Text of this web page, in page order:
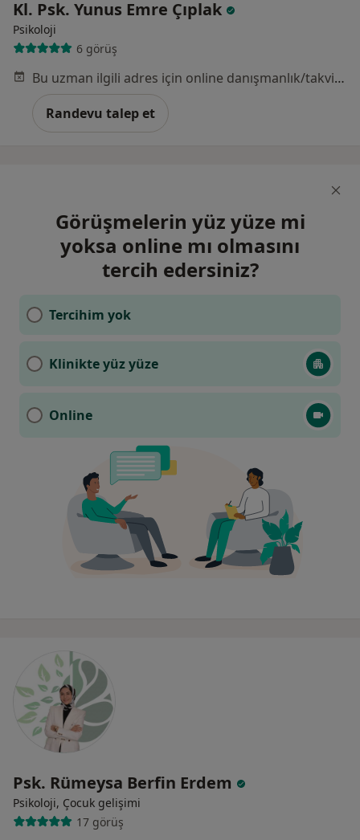
Kl. Psk. Yunus Emre Çıplak
Psikoloji
6 görüş
Bu uzman ilgili adres için online danışmanlık/takvim sunmuyor.
Randevu talep et
Görüşmelerin yüz yüze mi
yoksa online mı olmasını
tercih edersiniz?
Tercihim yok
Klinikte yüz yüze
Online
Psk. Rümeysa Berfin Erdem
Psikoloji, Çocuk gelişimi
17 görüş